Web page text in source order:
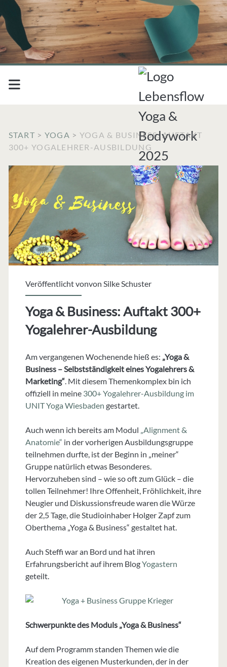
START > YOGA > YOGA & BUSINESS: AUFTAKT
300+ YOGALEHRER-AUSBILDUNG
Veröffentlicht vonvon Silke Schuster
Yoga & Business: Auftakt 300+
Yogalehrer-Ausbildung
Am vergangenen Wochenende hieß es: „Yoga &
Business – Selbstständigkeit eines Yogalehrers &
Marketing“. Mit diesem Themenkomplex bin ich
offiziell in meine 300+ Yogalehrer-Ausbildung im
UNIT Yoga Wiesbaden gestartet.
Auch wenn ich bereits am Modul „Alignment &
Anatomie“ in der vorherigen Ausbildungsgruppe
teilnehmen durfte, ist der Beginn in „meiner“
Gruppe natürlich etwas Besonderes.
Hervorzuheben sind – wie so oft zum Glück – die
tollen Teilnehmer! Ihre Offenheit, Fröhlichkeit, ihre
Neugier und Diskussionsfreude waren die Würze
der 2,5 Tage, die Studioinhaber Holger Zapf zum
Oberthema „Yoga & Business“ gestaltet hat.
Auch Steffi war an Bord und hat ihren
Erfahrungsbericht auf ihrem BlogYogastern
geteilt.
Schwerpunkte des Moduls „Yoga & Business“
Auf dem Programm standen Themen wie die
Kreation des eigenen Musterkunden, der in der